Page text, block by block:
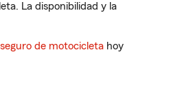
La disponibilidad y la
de motocicleta hoy